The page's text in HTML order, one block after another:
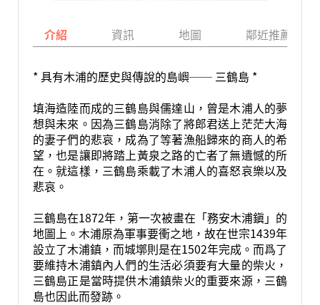
介紹 資訊 地圖 鄰近推薦景點
* 具有木浦的歷史與傳說的島嶼── 三鶴島 *
填海造陸而成的三鶴島與儒達山，曾是木浦人的夢
想與未來。因為三鶴島消除了將郎君送上茫茫大海
的妻子們的悲哀，成為了等著漁船歸來的商人的希
望，也是讓即將踏上黃泉之路的亡者了無遺憾的所
在。就這樣，三鶴島乘載了木浦人的喜怒哀樂以及
悲哀。
三鶴島在1872年，第一次被畫在「務安木浦鎭」的
地圖上。木浦原為軍事要衝之地，故在世宗1439年
設立了木浦鎮，而城墎則是在1502年完成。而爲了
要維持木浦鎮內人們的生活必須要有大量的柴火，
三鶴島正是當時提供木浦鎮柴火的重要來源，三鶴
島也因此而發跡。